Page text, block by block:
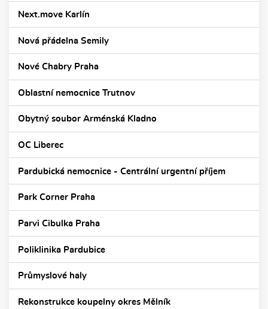
Next.move Karlín
Nová přádelna Semily
Nové Chabry Praha
Oblastní nemocnice Trutnov
Obytný soubor Arménská Kladno
OC Liberec
Pardubická nemocnice - Centrální urgentní příjem
Park Corner Praha
Parvi Cibulka Praha
Poliklinika Pardubice
Průmyslové haly
Rekonstrukce koupelny okres Mělník